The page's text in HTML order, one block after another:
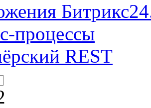
процессы
REST